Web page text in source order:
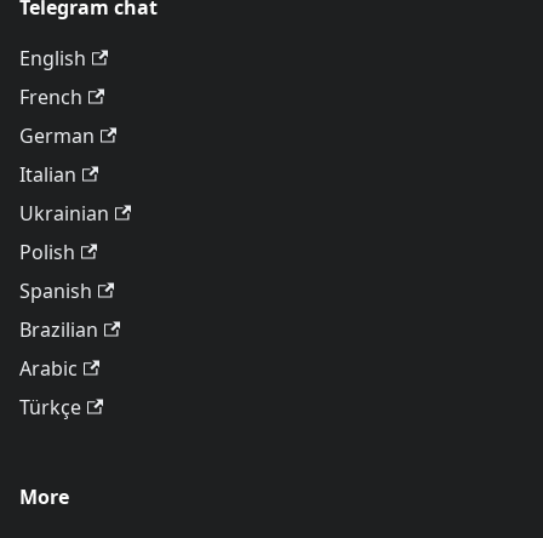
Telegram chat
English
French
German
Italian
Ukrainian
Polish
Spanish
Brazilian
Arabic
Türkçe
More